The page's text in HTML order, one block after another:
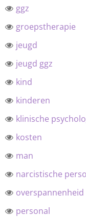
ggz
groepstherapie
jeugd
jeugd ggz
kind
kinderen
klinische
kosten
man
narcistische
overspannenheid
personal